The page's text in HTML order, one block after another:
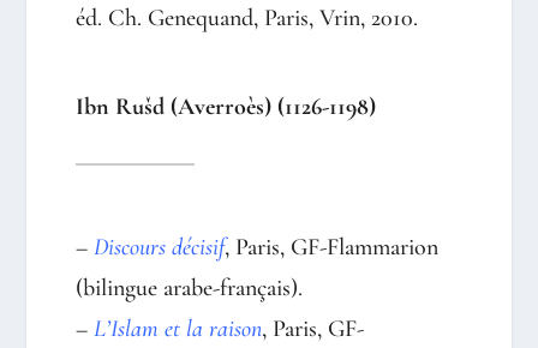
éd. Ch. Genequand, Paris, Vrin, 2010.
Ibn Rušd (Averroès) (1126-1198)
– Discours décisif, Paris, GF-Flammarion
(bilingue arabe-français).
– L’Islam et la raison, Paris, GF-